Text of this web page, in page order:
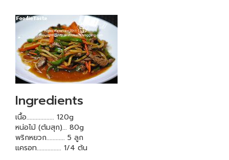
Ingredients
เนื้อ.................. 120g
หน่อไม้ (ต้มสุก)... 80g
พริกหยวก............ 5 ลูก
แครอท................ 1/4 ต้น